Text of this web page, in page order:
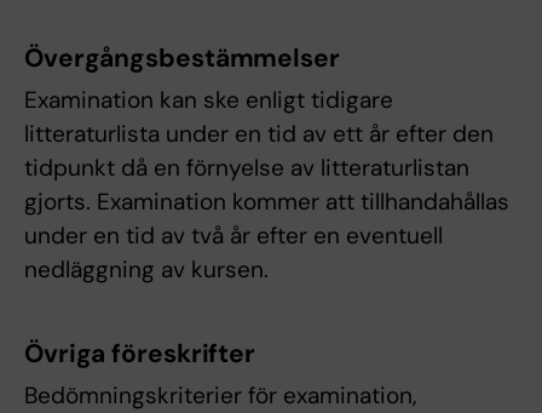
Övergångsbestämmelser
Examination kan ske enligt tidigare
litteraturlista under en tid av ett år efter den
tidpunkt då en förnyelse av litteraturlistan
gjorts. Examination kommer att tillhandahållas
under en tid av två år efter en eventuell
nedläggning av kursen.
Övriga föreskrifter
Bedömningskriterier för examination,